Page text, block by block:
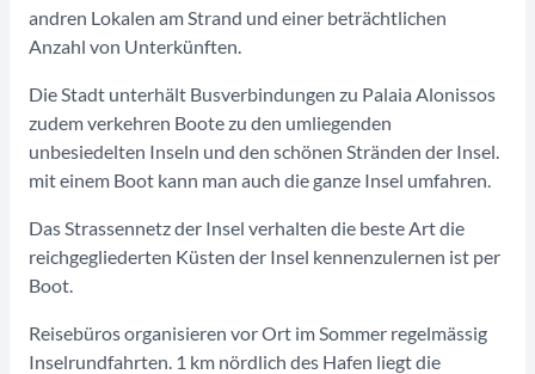
andren Lokalen am Strand und einer beträchtlichen
Anzahl von Unterkünften.
Die Stadt unterhält Busverbindungen zu Palaia Alonissos
zudem verkehren Boote zu den umliegenden
unbesiedelten Inseln und den schönen Stränden der Insel.
mit einem Boot kann man auch die ganze Insel umfahren.
Das Strassennetz der Insel verhalten die beste Art die
reichgegliederten Küsten der Insel kennenzulernen ist per
Boot.
Reisebüros organisieren vor Ort im Sommer regelmässig
Inselrundfahrten. 1 km nördlich des Hafen liegt die